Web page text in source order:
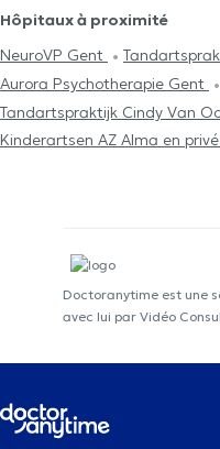
Hôpitaux à proximité
NeuroVP Gent
Aurora Psychotherapie Gent
Tandartspraktijk Cindy Van
Kinderartsen AZ Alma en privé
Doctoranytime est une
avec lui par Vidéo